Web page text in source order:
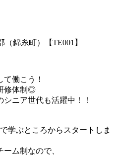
錦糸町）【TE001】
働こう！
修体制◎
ニア世代も活躍中！！
学ぶところからスタートしま
ム制なので、